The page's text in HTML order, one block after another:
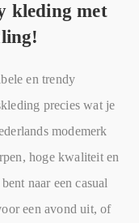
kleding met
en trendy
precies wat je
modemerk
hoge kwaliteit en
naar een casual
een avond uit, of